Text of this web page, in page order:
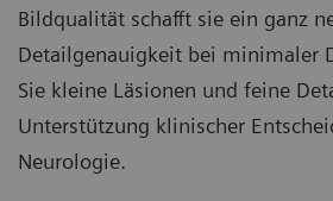
Bildqualität schafft sie ein ganz
Detailgenauigkeit bei minimaler
Sie kleine Läsionen und feine
Unterstützung klinischer
Neurologie.